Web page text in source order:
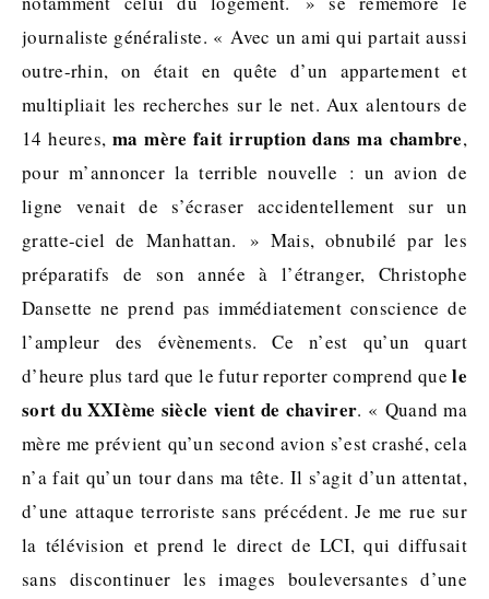
journaliste généraliste. « Avec un ami qui partait aussi
outre-rhin, on était en quête d’un appartement et
multipliait les recherches sur le net. Aux alentours de
14 heures,ma mère fait irruption dans ma chambre,
pour m’annoncer la terrible nouvelle : un avion de
ligne venait de s’écraser accidentellement sur un
gratte-ciel de Manhattan. » Mais, obnubilé par les
préparatifs de son année à l’étranger, Christophe
Dansette ne prend pas immédiatement conscience de
l’ampleur des évènements. Ce n’est qu’un quart
d’heure plus tard que le futur reporter comprend quele
sort du XXIème siècle vient de chavirer. « Quand ma
mère me prévient qu’un second avion s’est crashé, cela
n’a fait qu’un tour dans ma tête. Il s’agit d’un attentat,
d’une attaque terroriste sans précédent. Je me rue sur
la télévision et prend le direct de LCI, qui diffusait
sans discontinuer les images bouleversantes d’une